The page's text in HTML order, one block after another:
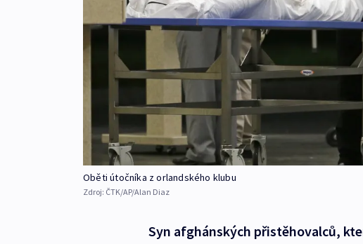
Oběti útočníka z orlandského klubu
Zdroj: ČTK/AP/Alan Diaz
Syn afghánských přistěhovalců,